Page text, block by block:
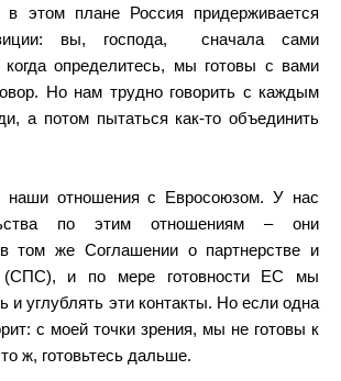
этом плане Россия придерживается
вы, господа,
сначала сами
когда определитесь, мы готовы с вами
Но нам трудно говорить с каждым
а потом пытаться как-то объединить
отношения с Евросоюзом. У нас
по этим отношениям – они
том же Соглашении о партнерстве и
(СПС), и по мере готовности ЕС мы
и углублять эти контакты. Но если одна
с моей точки зрения, мы не готовы к
ж, готовьтесь дальше.